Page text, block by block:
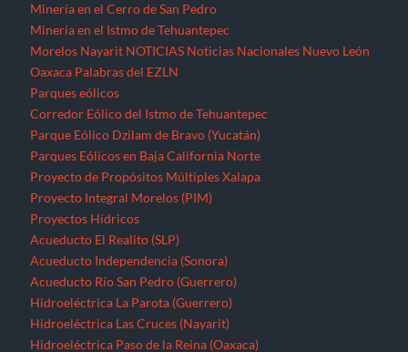
Minería en el Cerro de San Pedro
Minería en el Istmo de Tehuantepec
Morelos Nayarit NOTICIAS Noticias Nacionales Nuevo León
Oaxaca Palabras del EZLN
Parques eólicos
Corredor Eólico del Istmo de Tehuantepec
Parque Eólico Dzilam de Bravo (Yucatán)
Parques Eólicos en Baja California Norte
Proyecto de Propósitos Múltiples Xalapa
Proyecto Integral Morelos (PIM)
Proyectos Hídricos
Acueducto El Realito (SLP)
Acueducto Independencia (Sonora)
Acueducto Río San Pedro (Guerrero)
Hidroeléctrica La Parota (Guerrero)
Hidroeléctrica Las Cruces (Nayarit)
Hidroeléctrica Paso de la Reina (Oaxaca)